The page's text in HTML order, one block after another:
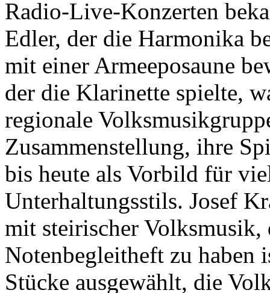
Radio-Live-Konzerten
Edler, der die Harmonika
mit einer Armeeposaune
der die Klarinette spielte,
regionale
Zusammenstellung, ihre
bis heute als Vorbild für
Unterhaltungsstils. Josef
mit steirischer Volksmusik,
Notenbegleitheft zu haben
Stücke ausgewählt, die